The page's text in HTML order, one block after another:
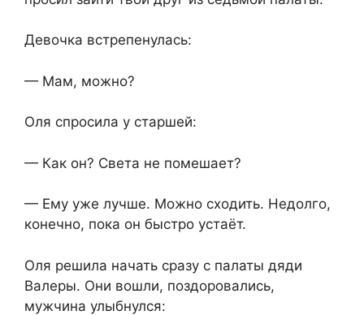
Девочка встрепенулась:
— Мам, можно?
Оля спросила у старшей:
— Как он? Света не помешает?
— Ему уже лучше. Можно сходить. Недолго,
конечно, пока он быстро устаёт.
Оля решила начать сразу с палаты дяди
Валеры. Они вошли, поздоровались,
мужчина улыбнулся: